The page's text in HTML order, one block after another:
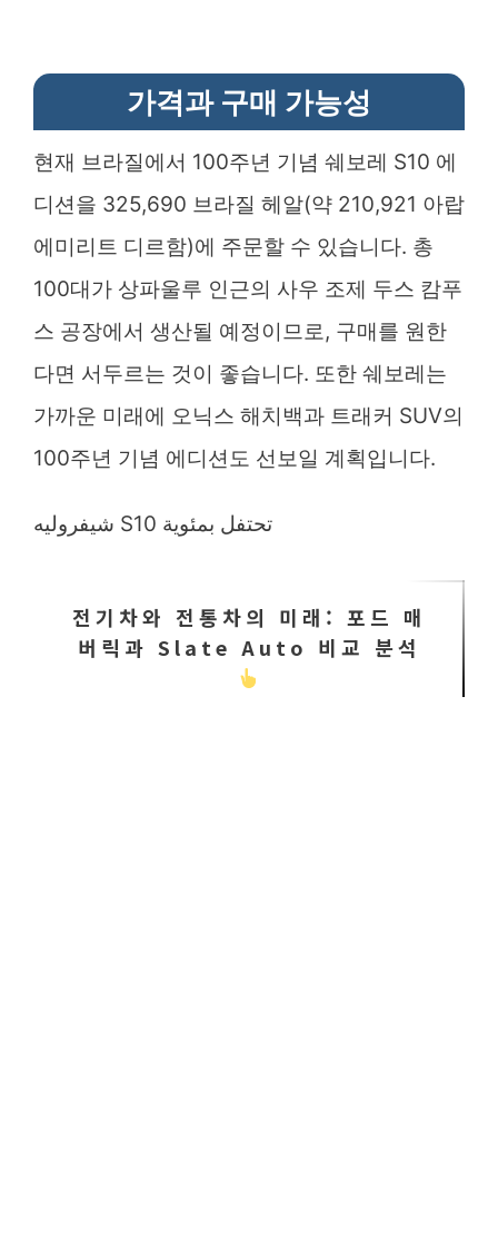
가격과 구매 가능성
현재 브라질에서 100주년 기념 쉐보레 S10 에
디션을 325,690 브라질 헤알(약 210,921 아랍
에미리트 디르함)에 주문할 수 있습니다. 총
100대가 상파울루 인근의 사우 조제 두스 캄푸
스 공장에서 생산될 예정이므로, 구매를 원한
다면 서두르는 것이 좋습니다. 또한 쉐보레는
가까운 미래에 오닉스 해치백과 트래커 SUV의
100주년 기념 에디션도 선보일 계획입니다.
شيفروليه S10 تحتفل بمئوية
전기차와 전통차의 미래: 포드 매
버릭과 Slate Auto 비교 분석